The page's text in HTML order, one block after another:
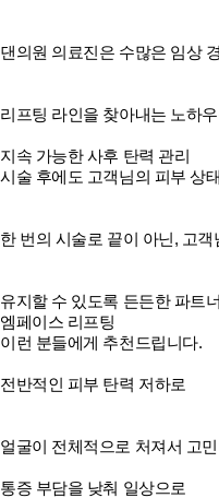
댄의원 의료진은 수많은 임상
리프팅 라인을 찾아내는 노하
지속 가능한 사후 탄력 관리
시술 후에도 고객님의 피부 상
한 번의 시술로 끝이 아닌, 고
유지할 수 있도록 든든한 파트
엠페이스 리프팅
이런 분들에게 추천드립니다.
전반적인 피부 탄력 저하로
얼굴이 전체적으로 처져서 고
통증 부담을 낮춰 일상으로